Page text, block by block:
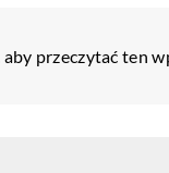
przeczytać ten